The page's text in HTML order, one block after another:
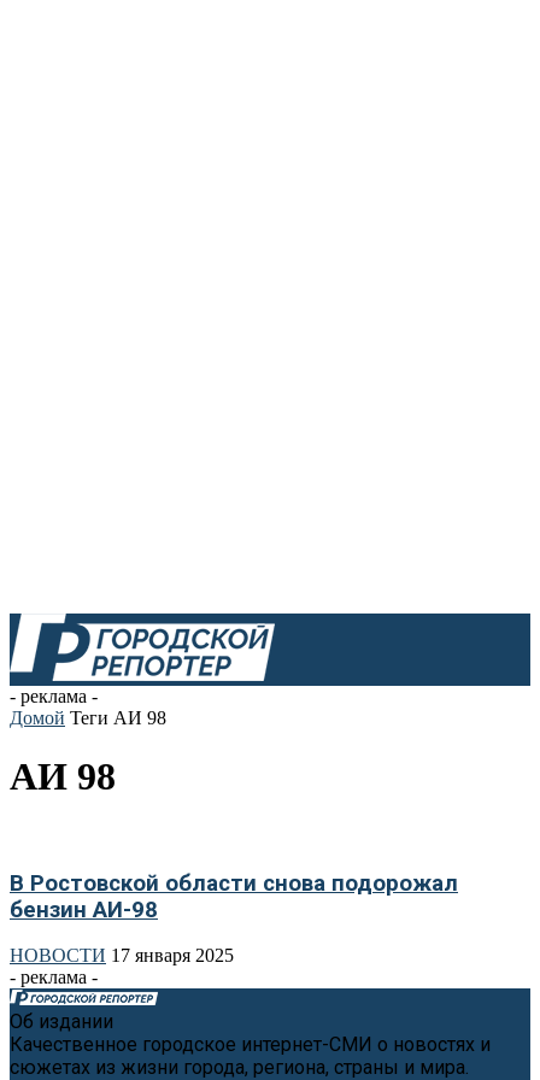
- реклама -
Домой Теги АИ 98
АИ 98
В Ростовской области снова подорожал
бензин АИ-98
НОВОСТИ 17 января 2025
- реклама -
Об издании
Качественное городское интернет-СМИ о новостях и
сюжетах из жизни города, региона, страны и мира.